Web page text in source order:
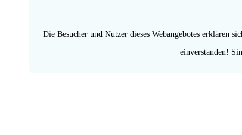
Die Besucher und Nutzer dieses Webangebotes erklären
einverstanden!